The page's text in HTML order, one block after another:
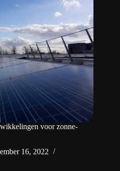
voor zonne-
16, 2022